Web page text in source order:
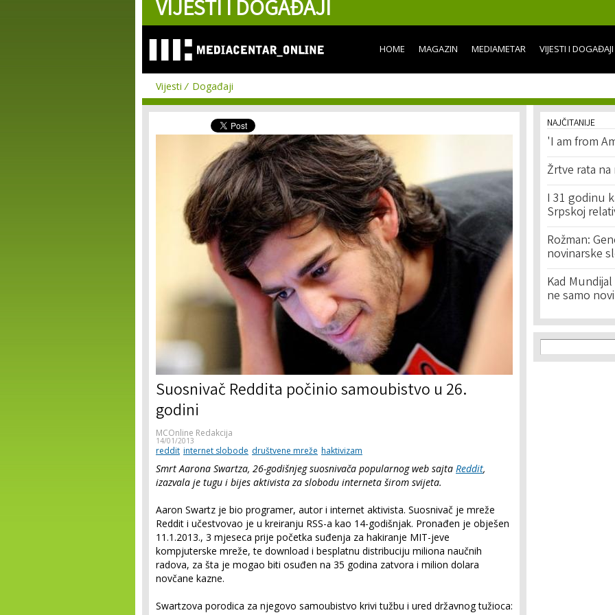
content
VIJESTI I DOGAĐAJI
HOME MAGAZIN MEDIAMETAR VIJESTI I DOGAĐAJI
Vijesti Događaji
Suosnivač Reddita počinio samoubistvo u 26.
godini
MCOnline Redakcija
14/01/2013
reddit internet slobode društvene mreže haktivizam
Smrt Aarona Swartza, 26-godišnjeg suosnivača popularnog web sajta Reddit,
izazvala je tugu i bijes aktivista za slobodu interneta širom svijeta.
Aaron Swartz je bio programer, autor i internet aktivista. Suosnivač je mreže
Reddit i učestvovao je u kreiranju RSS-a kao 14-godišnjak. Pronađen je obješen
11.1.2013., 3 mjeseca prije početka suđenja za hakiranje MIT-jeve
kompjuterske mreže, te download i besplatnu distribuciju miliona naučnih
radova, za šta je mogao biti osuđen na 35 godina zatvora i milion dolara
novčane kazne.
Swartzova porodica za njegovo samoubistvo krivi tužbu i ured državnog tužioca:
NAJČITANIJE
'I am from
Žrtve rata
I 31 godinu
Srpskoj
Rožman:
novinarske
Kad
ne samo
Search
Search